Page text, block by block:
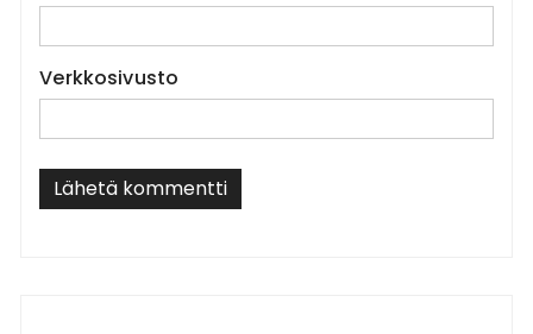
Verkkosivusto